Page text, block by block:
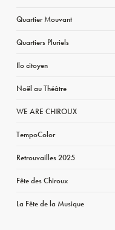
Quartier Mouvant
Quartiers Pluriels
Ilo citoyen
Noël au Théâtre
WE ARE CHIROUX
TempoColor
Retrouvailles 2025
Fête des Chiroux
La Fête de la Musique